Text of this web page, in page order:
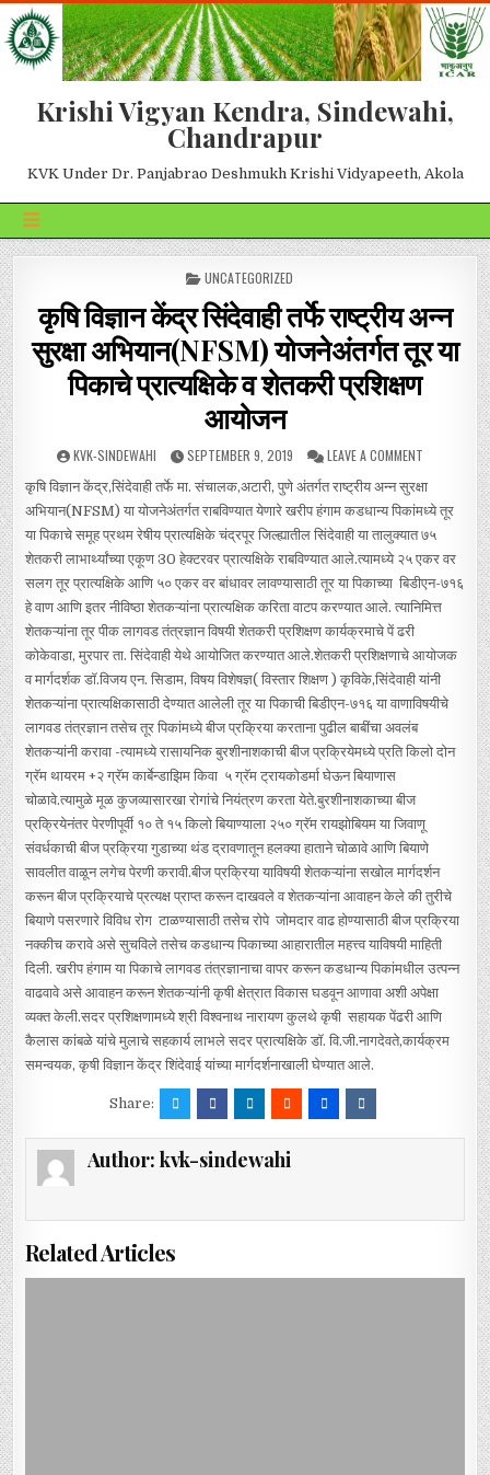
Krishi Vigyan Kendra, Sindewahi,
Chandrapur
KVK Under Dr. Panjabrao Deshmukh Krishi Vidyapeeth, Akola
POSTED IN
UNCATEGORIZED
कृषि विज्ञान केंद्र सिंदेवाही तर्फे राष्ट्रीय अन्न
सुरक्षा अभियान(NFSM) योजनेअंतर्गत तूर या
पिकाचे प्रात्यक्षिके व शेतकरी प्रशिक्षण
आयोजन
KVK-SINDEWAHI SEPTEMBER 9, 2019 LEAVE A COMMENT
कृषि विज्ञान केंद्र,सिंदेवाही तर्फे मा. संचालक,अटारी, पुणे अंतर्गत राष्ट्रीय अन्न सुरक्षा
अभियान(NFSM) या योजनेअंतर्गत राबविण्यात येणारे खरीप हंगाम कडधान्य पिकांमध्ये तूर
या पिकाचे समूह प्रथम रेषीय प्रात्यक्षिके चंद्रपूर जिल्ह्यातील सिंदेवाही या तालुक्यात ७५
शेतकरी लाभार्थ्यांच्या एकूण 30 हेक्‍टरवर प्रात्यक्षिके राबविण्यात आले.त्यामध्ये २५ एकर वर
सलग तूर प्रात्यक्षिके आणि ५० एकर वर बांधावर लावण्यासाठी तूर या पिकाच्या बिडीएन-७१६
हे वाण आणि इतर नीविष्ठा शेतकऱ्यांना प्रात्यक्षिक करिता वाटप करण्यात आले. त्यानिमित्त
शेतकऱ्यांना तूर पीक लागवड तंत्रज्ञान विषयी शेतकरी प्रशिक्षण कार्यक्रमाचे पें ढरी
कोकेवाडा, मुरपार ता. सिंदेवाही येथे आयोजित करण्यात आले.शेतकरी प्रशिक्षणाचे आयोजक
व मार्गदर्शक डॉ.विजय एन. सिडाम, विषय विशेषज्ञ( विस्तार शिक्षण ) कृविके,सिंदेवाही यांनी
शेतकऱ्यांना प्रात्यक्षिकासाठी देण्यात आलेली तूर या पिकाची बिडीएन-७१६ या वाणाविषयीचे
लागवड तंत्रज्ञान तसेच तूर पिकांमध्ये बीज प्रक्रिया करताना पुढील बाबींचा अवलंब
शेतकऱ्यांनी करावा -त्यामध्ये रासायनिक बुरशीनाशकाची बीज प्रक्रियेमध्ये प्रति किलो दोन
ग्रॅम थायरम +२ ग्रॅम कार्बेन्डाझिम किवा ५ ग्रॅम ट्रायकोडर्मा घेऊन बियाणास
चोळावे.त्यामुळे मूळ कुजव्यासारखा रोगांचे नियंत्रण करता येते.बुरशीनाशकाच्या बीज
प्रक्रियेनंतर पेरणीपूर्वी १० ते १५ किलो बियाण्याला २५० ग्रॅम रायझोबियम या जिवाणू
संवर्धकाची बीज प्रक्रिया गुडाच्या थंड द्रावणातून हलक्या हाताने चोळावे आणि बियाणे
सावलीत वाळून लगेच पेरणी करावी.बीज प्रक्रिया याविषयी शेतकऱ्यांना सखोल मार्गदर्शन
करून बीज प्रक्रियाचे प्रत्यक्ष प्राप्त करून दाखवले व शेतकऱ्यांना आवाहन केले की तुरीचे
बियाणे पसरणारे विविध रोग टाळण्यासाठी तसेच रोपे जोमदार वाढ होण्यासाठी बीज प्रक्रिया
नक्कीच करावे असे सुचविले तसेच कडधान्य पिकाच्या आहारातील महत्त्व याविषयी माहिती
दिली. खरीप हंगाम या पिकाचे लागवड तंत्रज्ञानाचा वापर करून कडधान्य पिकांमधील उत्पन्न
वाढवावे असे आवाहन करून शेतकऱ्यांनी कृषी क्षेत्रात विकास घडवून आणावा अशी अपेक्षा
व्यक्त केली.सदर प्रशिक्षणामध्ये श्री विश्वनाथ नारायण कुलथे कृषी सहायक पेंढरी आणि
कैलास कांबळे यांचे मुलाचे सहकार्य लाभले सदर प्रात्यक्षिके डॉ. वि.जी.नागदेवते,कार्यक्रम
समन्वयक, कृषी विज्ञान केंद्र शिंदेवाई यांच्या मार्गदर्शनाखाली घेण्यात आले.
Share:
Author: kvk-sindewahi
Related Articles